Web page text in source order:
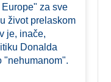
za sve
život prelaskom
je, inače,
Donalda
"nehumanom".